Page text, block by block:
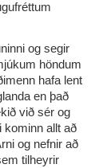
og segir
höndum
hafa lent
en það
við sér og
kominn allt að
og nefnir að
tilheyrir